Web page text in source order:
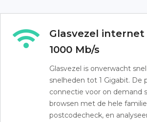
Glasvezel
1000 Mb/s
Glasvezel is onverwacht
snelheden tot 1 Gigabit. De
connectie voor on demand
browsen met de hele
postcodecheck, en